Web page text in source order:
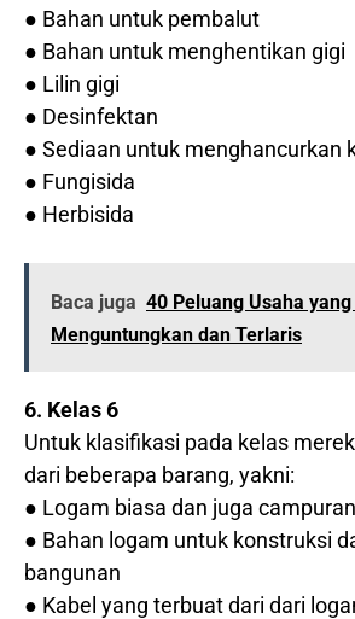
● Bahan untuk pembalut
● Bahan untuk menghentikan gigi
● Lilin gigi
● Desinfektan
● Sediaan untuk menghancurkan
● Fungisida
● Herbisida
Baca juga 40 Peluang Usaha
Menguntungkan dan Terlaris
6. Kelas 6
Untuk klasifikasi pada kelas
dari beberapa barang, yakni:
● Logam biasa dan juga
● Bahan logam untuk konstruksi
bangunan
● Kabel yang terbuat dari dari